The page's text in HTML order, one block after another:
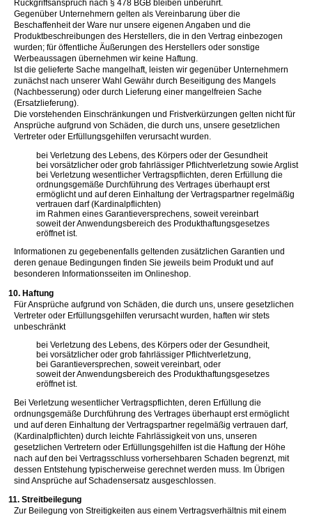
Rückgriffsanspruch nach § 478 BGB bleiben unberührt.
Gegenüber Unternehmern gelten als Vereinbarung über die
Beschaffenheit der Ware nur unsere eigenen Angaben und die
Produktbeschreibungen des Herstellers, die in den Vertrag einbezogen
wurden; für öffentliche Äußerungen des Herstellers oder sonstige
Werbeaussagen übernehmen wir keine Haftung.
Ist die gelieferte Sache mangelhaft, leisten wir gegenüber Unternehmern
zunächst nach unserer Wahl Gewähr durch Beseitigung des Mangels
(Nachbesserung) oder durch Lieferung einer mangelfreien Sache
(Ersatzlieferung).
Die vorstehenden Einschränkungen und Fristverkürzungen gelten nicht für
Ansprüche aufgrund von Schäden, die durch uns, unsere gesetzlichen
Vertreter oder Erfüllungsgehilfen verursacht wurden.
bei Verletzung des Lebens, des Körpers oder der Gesundheit
bei vorsätzlicher oder grob fahrlässiger Pflichtverletzung sowie Arglist
bei Verletzung wesentlicher Vertragspflichten, deren Erfüllung die
ordnungsgemäße Durchführung des Vertrages überhaupt erst
ermöglicht und auf deren Einhaltung der Vertragspartner regelmäßig
vertrauen darf (Kardinalpflichten)
im Rahmen eines Garantieversprechens, soweit vereinbart
soweit der Anwendungsbereich des Produkthaftungsgesetzes
eröffnet ist.
Informationen zu gegebenenfalls geltenden zusätzlichen Garantien und
deren genaue Bedingungen finden Sie jeweils beim Produkt und auf
besonderen Informationsseiten im Onlineshop.
10. Haftung
Für Ansprüche aufgrund von Schäden, die durch uns, unsere gesetzlichen
Vertreter oder Erfüllungsgehilfen verursacht wurden, haften wir stets
unbeschränkt
bei Verletzung des Lebens, des Körpers oder der Gesundheit,
bei vorsätzlicher oder grob fahrlässiger Pflichtverletzung,
bei Garantieversprechen, soweit vereinbart, oder
soweit der Anwendungsbereich des Produkthaftungsgesetzes
eröffnet ist.
Bei Verletzung wesentlicher Vertragspflichten, deren Erfüllung die
ordnungsgemäße Durchführung des Vertrages überhaupt erst ermöglicht
und auf deren Einhaltung der Vertragspartner regelmäßig vertrauen darf,
(Kardinalpflichten) durch leichte Fahrlässigkeit von uns, unseren
gesetzlichen Vertretern oder Erfüllungsgehilfen ist die Haftung der Höhe
nach auf den bei Vertragsschluss vorhersehbaren Schaden begrenzt, mit
dessen Entstehung typischerweise gerechnet werden muss. Im Übrigen
sind Ansprüche auf Schadensersatz ausgeschlossen.
11. Streitbeilegung
Zur Beilegung von Streitigkeiten aus einem Vertragsverhältnis mit einem